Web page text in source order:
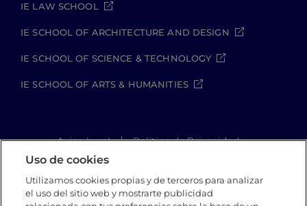
IE LAW SCHOOL
IE SCHOOL OF ARCHITECTURE AND DESIGN
IE SCHOOL OF SCIENCE & TECHNOLOGY
IE SCHOOL OF ARTS & HUMANITIES
Aviso legal
Política de Privacidad
Política de Cookies
Student Academic Standards
Canal Compliance
Site Map
Uso de cookies
Utilizamos cookies propias y de terceros para analizar
el uso del sitio web y mostrarte publicidad